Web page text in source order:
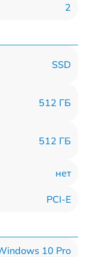
2
SSD
512 ГБ
512 ГБ
нет
PCI-E
10 Pro